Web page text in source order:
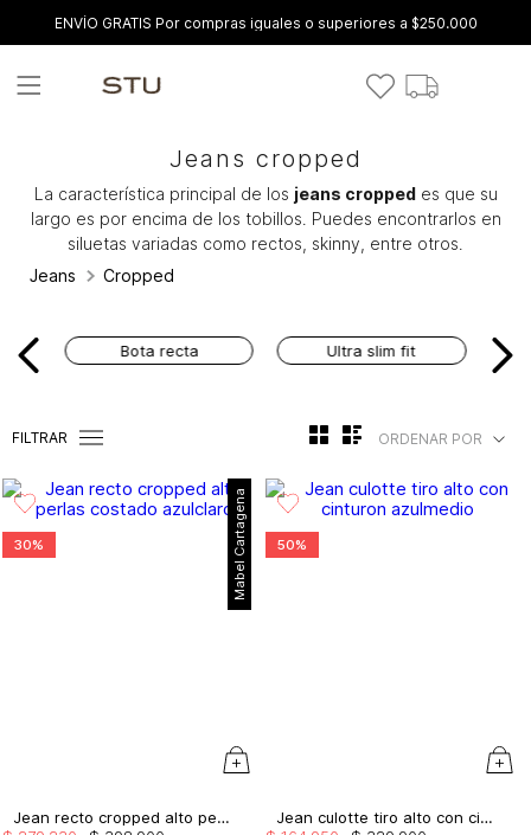
ENVÍO GRATIS Por compras iguales o superiores a $250.000
Jeans cropped
La característica principal de los jeans croppedes que su
largo es por encima de los tobillos. Puedes encontrarlos en
siluetas variadas como rectos, skinny, entre otros.
Jeans
Cropped
Bota recta Ultra slim fit
FILTRAR ORDENAR POR
Mabel Cartagena
30%
Jean recto cropped alto perlas costado
50%
Jean culotte tiro alto con cinturon